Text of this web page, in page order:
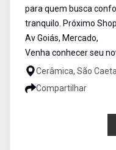
para quem busca
tranquilo. Próximo
Av Goiás, Mercado,
Venha conhecer seu
Cerâmica, São
Compartilhar